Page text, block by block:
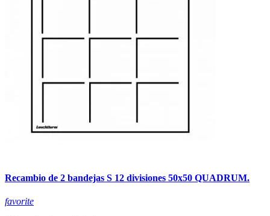
Recambio de 2 bandejas S 12 divisiones 50x50 QUADRUM.
favorite